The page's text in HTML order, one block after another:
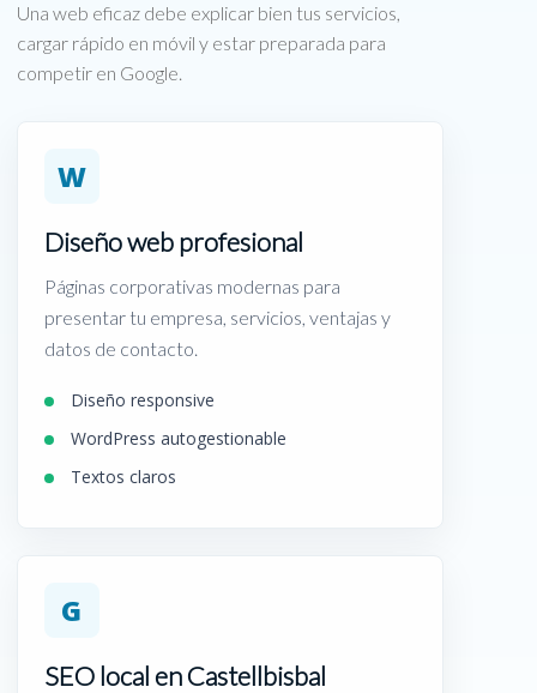
Una web eficaz debe explicar bien tus servicios,
cargar rápido en móvil y estar preparada para
competir en Google.
W
Diseño web profesional
Páginas corporativas modernas para
presentar tu empresa, servicios, ventajas y
datos de contacto.
Diseño responsive
WordPress autogestionable
Textos claros
G
SEO local en Castellbisbal